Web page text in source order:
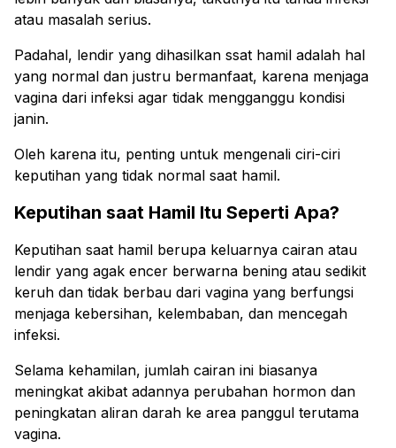
atau masalah serius.
Padahal, lendir yang dihasilkan ssat hamil adalah hal
yang normal dan justru bermanfaat, karena menjaga
vagina dari infeksi agar tidak mengganggu kondisi
janin.
Oleh karena itu, penting untuk mengenali ciri-ciri
keputihan yang tidak normal saat hamil.
Keputihan saat Hamil Itu Seperti Apa?
Keputihan saat hamil berupa keluarnya cairan atau
lendir yang agak encer berwarna bening atau sedikit
keruh dan tidak berbau dari vagina yang berfungsi
menjaga kebersihan, kelembaban, dan mencegah
infeksi.
Selama kehamilan, jumlah cairan ini biasanya
meningkat akibat adannya perubahan hormon dan
peningkatan aliran darah ke area panggul terutama
vagina.